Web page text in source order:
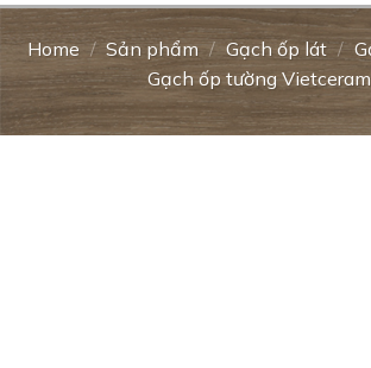
Home / Sản phẩm / Gạch ốp lát /
Gạch ốp tường